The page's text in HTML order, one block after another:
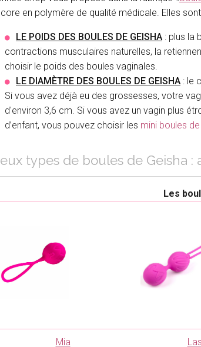
en polymère de qualité médicale. Elles
LE POIDS DES BOULES DE GEISHA : plus la
contractions musculaires naturelles, la
choisir le poids des boules vaginales.
LE DIAMÈTRE DES BOULES DE GEISHA : le
Si vous avez déjà eu des grossesses, votre
d'environ 3,6 cm. Si vous avez un vagin plus
d’enfant, vous pouvez choisir les mini boules
types de boules de Geisha
Les
Mia